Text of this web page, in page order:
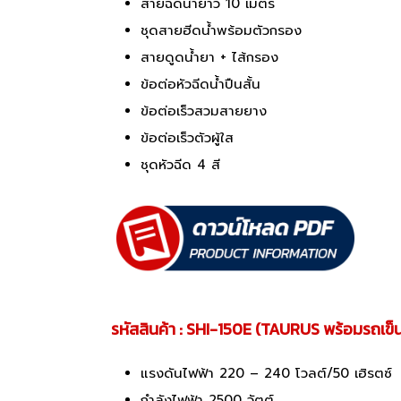
ชุดสายฮีดน้ำพร้อมตัวกรอง
สายดูดน้ำยา + ไส้กรอง
ข้อต่อหัวฉีดน้ำปืนสั้น
ข้อต่อเร็วสวมสายยาง
ข้อต่อเร็วตัวผู้ใส
ชุดหัวฉีด 4 สี
รหัสสินค้า : SHI-150E (TAURUS พร้อมรถเข็
แรงดันไฟฟ้า 220 – 240 โวลต์/50 เฮิรตซ์